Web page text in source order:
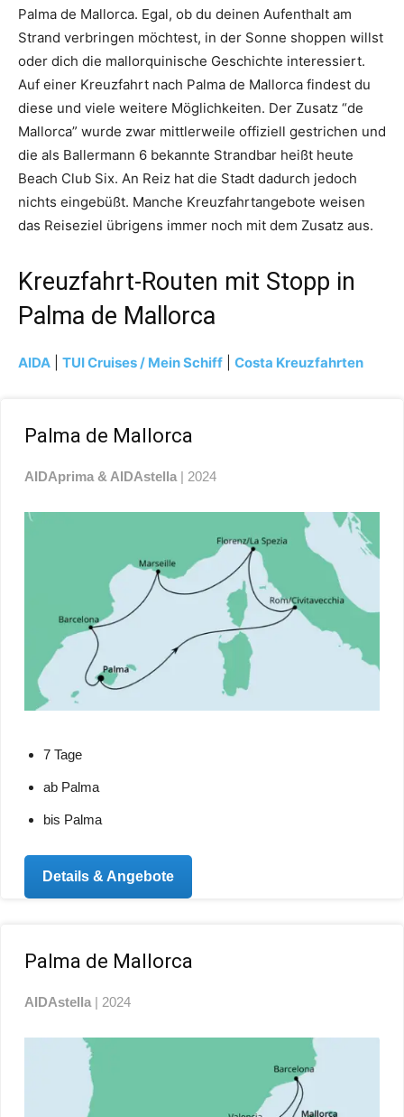
Palma de Mallorca. Egal, ob du deinen Aufenthalt am
Strand verbringen möchtest, in der Sonne shoppen willst
oder dich die mallorquinische Geschichte interessiert.
Auf einer Kreuzfahrt nach Palma de Mallorca findest du
diese und viele weitere Möglichkeiten. Der Zusatz “de
Mallorca” wurde zwar mittlerweile offiziell gestrichen und
die als Ballermann 6 bekannte Strandbar heißt heute
Beach Club Six. An Reiz hat die Stadt dadurch jedoch
nichts eingebüßt. Manche Kreuzfahrtangebote weisen
das Reiseziel übrigens immer noch mit dem Zusatz aus.
Kreuzfahrt-Routen mit Stopp in
Palma de Mallorca
AIDA TUI Cruises / Mein Schiff Costa Kreuzfahrten
Palma de Mallorca
AIDAprima & AIDAstella | 2024
7 Tage
ab Palma
bis Palma
Details & Angebote
Palma de Mallorca
AIDAstella | 2024